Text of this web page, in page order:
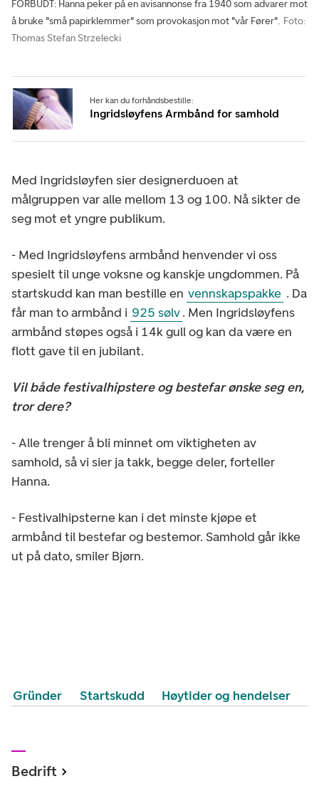
FORBUDT: Hanna peker på en avisannonse fra 1940 som advarer mot
å bruke "små papirklemmer" som provokasjon mot "vår Fører". Foto:
Thomas Stefan Strzelecki
Her kan du forhåndsbestille:
Ingridsløyfens Armbånd for samhold
Med Ingridsløyfen sier designerduoen at
målgruppen var alle mellom 13 og 100. Nå sikter de
seg mot et yngre publikum.
- Med Ingridsløyfens armbånd henvender vi oss
spesielt til unge voksne og kanskje ungdommen. På
startskudd kan man bestille en vennskapspakke . Da
får man to armbånd i 925 sølv. Men Ingridsløyfens
armbånd støpes også i 14k gull og kan da være en
flott gave til en jubilant.
Vil både festivalhipstere og bestefar ønske seg en,
tror dere?
- Alle trenger å bli minnet om viktigheten av
samhold, så vi sier ja takk, begge deler, forteller
Hanna.
- Festivalhipsterne kan i det minste kjøpe et
armbånd til bestefar og bestemor. Samhold går ikke
ut på dato, smiler Bjørn.
Gründer Startskudd Høytider og hendelser
Bedrift